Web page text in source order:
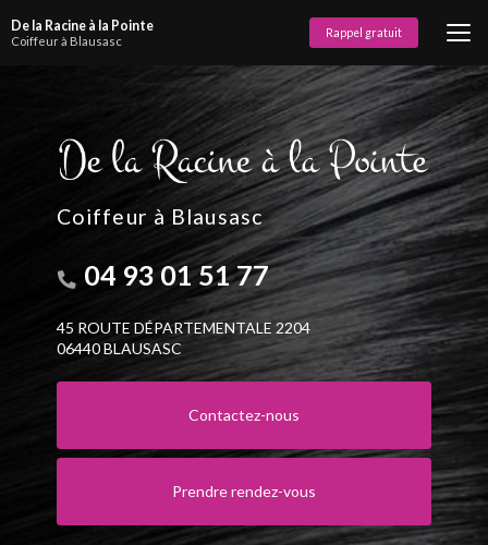
au
contenu
De la Racine à la Pointe
Coiffeur à Blausasc
Rappel gratuit
Coiffeur à Blausasc
04 93 01 51 77
45 ROUTE DÉPARTEMENTALE 2204
06440 BLAUSASC
Contactez-nous
Prendre rendez-vous